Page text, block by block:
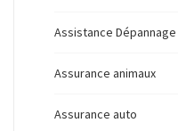
Assistance Dépannage
Assurance animaux
Assurance auto